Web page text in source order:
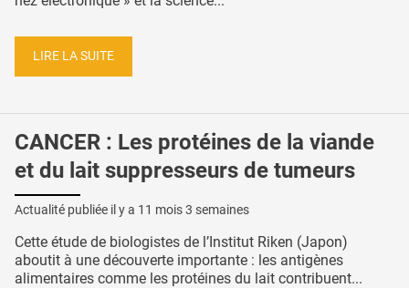
LIRE LA SUITE
CANCER : Les protéines de la viande
et du lait suppresseurs de tumeurs
Actualité publiée il y a 11 mois 3 semaines
Cette étude de biologistes de l’Institut Riken (Japon)
aboutit à une découverte importante : les antigènes
alimentaires comme les protéines du lait contribuent...